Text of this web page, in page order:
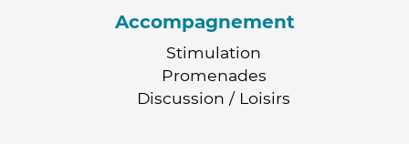
Accompagnement
Stimulation
Promenades
Discussion / Loisirs